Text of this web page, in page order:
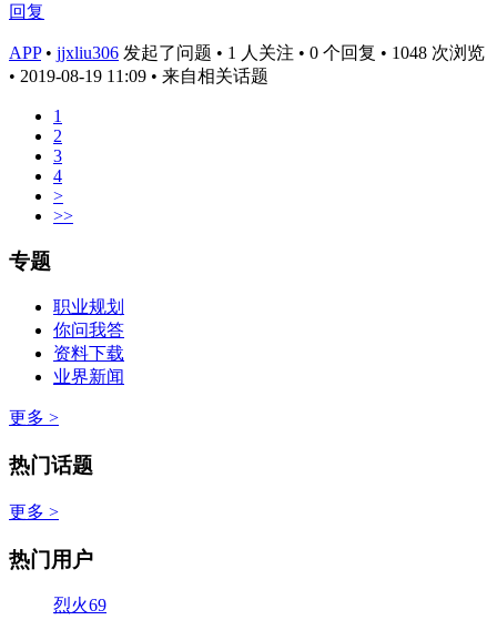
回复
APP• jjxliu306 发起了问题 • 1 人关注 • 0 个回复 • 1048 次浏览
• 2019-08-19 11:09 • 来自相关话题
1
2
3
4
>
>>
专题
职业规划
你问我答
资料下载
业界新闻
更多 >
热门话题
更多 >
热门用户
烈火69